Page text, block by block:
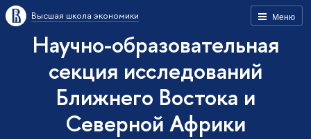
Меню
Высшая школа экономики
Научно-образовательная
секция исследований
Ближнего Востока и
Северной Африки